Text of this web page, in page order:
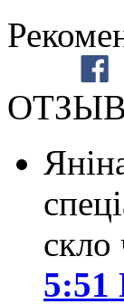
скло